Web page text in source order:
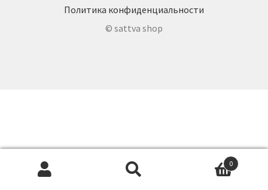
Политика конфиденциальности
© sattva shop
0